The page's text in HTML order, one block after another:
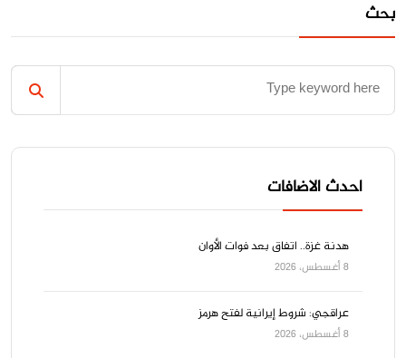
بحث
احدث الاضافات
هدنة غزة.. اتفاق بعد فوات الأوان
8 أغسطس، 2026
عراقجي: شروط إيرانية لفتح هرمز
8 أغسطس، 2026